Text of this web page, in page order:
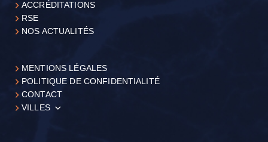
ACCRÉDITATIONS
RSE
NOS ACTUALITÉS
MENTIONS LÉGALES
POLITIQUE DE CONFIDENTIALITÉ
CONTACT
VILLES